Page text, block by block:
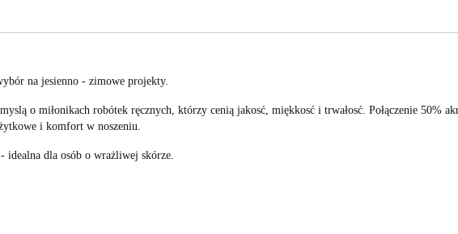
na jesienno - zimowe projekty.
o miłonikach robótek ręcznych, którzy cenią jakosć, miękkosć i trwałosć. Połączenie 50%
i komfort w noszeniu.
dla osób o wrażliwej skórze.